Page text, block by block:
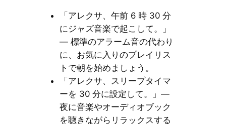
「アレクサ、午前 6 時 30 分
にジャズ音楽で起こして。」
— 標準のアラーム音の代わり
に、お気に入りのプレイリス
トで朝を始めましょう。
「アレクサ、スリープタイマ
ーを 30 分に設定して。」—
夜に音楽やオーディオブック
を聴きながらリラックスする